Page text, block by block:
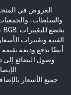
العروض في
الفنية وتغييرات
وصول البضائع إلى